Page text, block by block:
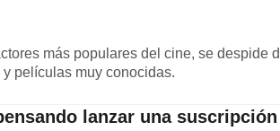
más populares del cine, se despide
películas muy conocidas.
lanzar una